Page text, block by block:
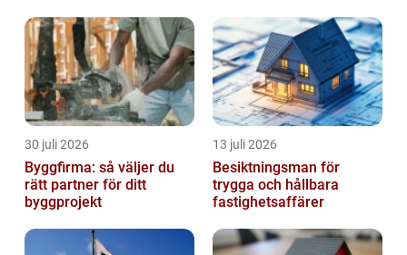
30 juli 2026
Byggfirma: så väljer du
rätt partner för ditt
byggprojekt
13 juli 2026
Besiktningsman för
trygga och hållbara
fastighetsaffärer